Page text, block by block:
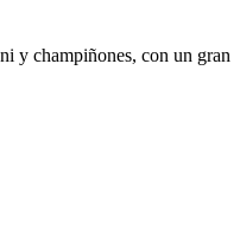
y champiñones, con un gran